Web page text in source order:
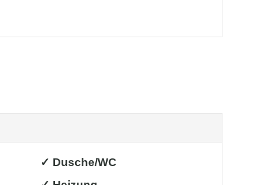
✓ Dusche/WC